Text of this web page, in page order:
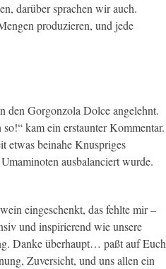
darüber sprachen wir auch.
produzieren, und jede
den Gorgonzola Dolce angelehnt.
kam ein erstaunter Kommentar.
etwas beinahe Knuspriges
ausbalanciert wurde.
eingeschenkt, das fehlte mir –
und inspirierend wie unsere
Danke überhaupt… paßt auf Euch
Zuversicht, und uns allen ein